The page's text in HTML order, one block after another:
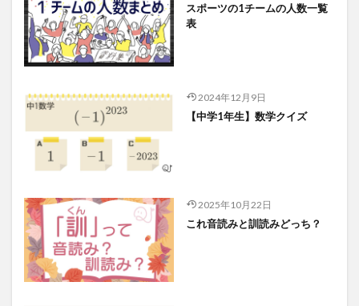
スポーツの1チームの人数一覧
表
2024年12月9日
【中学1年生】数学クイズ
2025年10月22日
これ音読みと訓読みどっち？